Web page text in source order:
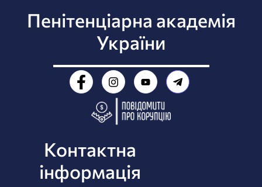
Пенітенціарна академія
України
Контактна
інформація